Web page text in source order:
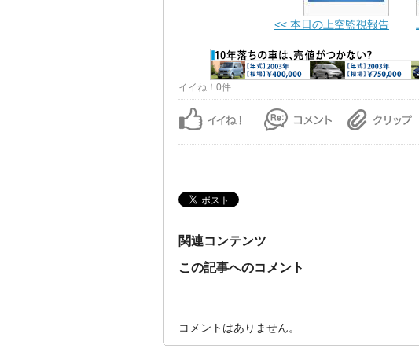
<< 本日の上空監視報告
イイね！0件
関連コンテンツ
この記事へのコメント
コメントはありません。